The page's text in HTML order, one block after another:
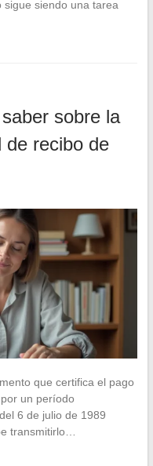
siendo una tarea
sobre la
de recibo de
que certifica el pago
un período
6 de julio de 1989
transmitirlo…